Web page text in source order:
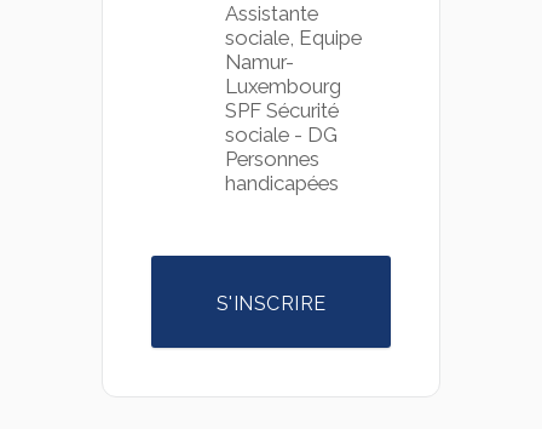
Assistante
sociale, Equipe
Namur-
Luxembourg
SPF Sécurité
sociale - DG
Personnes
handicapées
S'INSCRIRE